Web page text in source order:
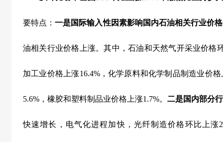
要特点：一是国际输入性因素影响国内石油相关行业价
油相关行业价格上涨。其中，石油和天然气开采业价格
加工业价格上涨16.4%，化学原料和化学制品制造业价格
5.6% ，橡胶和塑料制品业价格上涨1.7%。 二是国内部分
快速增长，电气化进程加快，光纤制造价格环比上涨